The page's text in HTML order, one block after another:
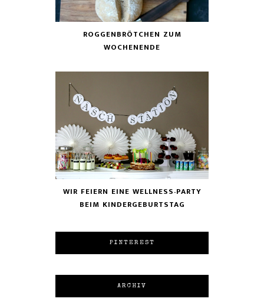
ROGGENBRÖTCHEN ZUM
WOCHENENDE
WIR FEIERN EINE WELLNESS-PARTY
BEIM KINDERGEBURTSTAG
PINTEREST
ARCHIV